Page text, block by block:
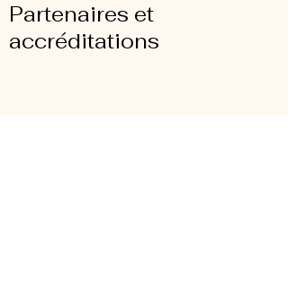
Partenaires et
accréditations